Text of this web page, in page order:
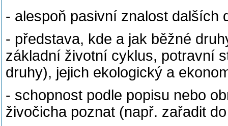
- alespoň pasivní znalost dalších
- představa, kde a jak běžné
základní životní cyklus, potravní
druhy), jejich ekologický a
- schopnost podle popisu nebo
živočicha poznat (např. zařadit